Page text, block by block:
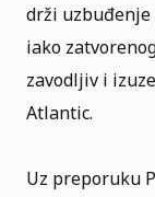
drži
iako
zavodljiv i
Atlantic.
Uz preporuku